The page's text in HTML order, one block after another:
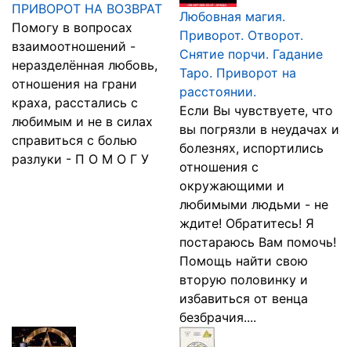
ПРИВОРОТ НА ВОЗВРАТ
Помогу в вопросах
взаимоотношений -
неразделённая любовь,
отношения на грани
краха, расстались с
любимым и не в силах
справиться с болью
разлуки - П О М О Г У
Любовнaя магия.
Приворот. Отворот.
Снятие порчи. Гадание
Таро. Приворот на
расстоянии.
Если Вы чувствуете, что
вы погрязли в неудачах и
болезнях, испортились
отношения с
окружающими и
любимыми людьми - не
ждите! Обратитесь! Я
постараюсь Вам помочь!
Помощь найти свою
вторую половинку и
избавиться от венца
безбрачия....